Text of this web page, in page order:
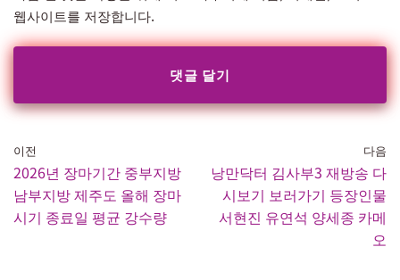
웹사이트를 저장합니다.
이전
2026년 장마기간 중부지방
남부지방 제주도 올해 장마
시기 종료일 평균 강수량
다음
낭만닥터 김사부3 재방송 다
시보기 보러가기 등장인물
서현진 유연석 양세종 카메
오